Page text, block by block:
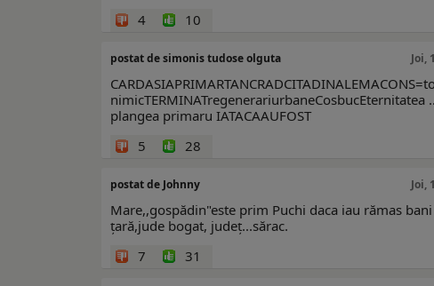
4
10
postat de simonis tudose olguta Joi,
plangea primaru IATACAAUFOST
5
28
postat de Johnny Joi,
Mare,,gospădin"este prim Puchi daca iau rămas
țară,jude bogat, județ...sărac.
7
31